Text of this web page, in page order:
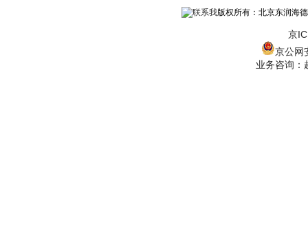
版权所有：北京东润海
京
京公网
业务咨询：